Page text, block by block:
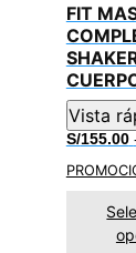
FIT
Vista
S/155.00